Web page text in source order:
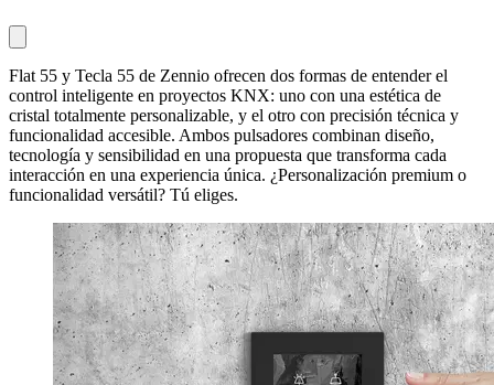
Flat 55 y Tecla 55 de Zennio ofrecen dos formas de entender el
control inteligente en proyectos KNX: uno con una estética de
cristal totalmente personalizable, y el otro con precisión técnica y
funcionalidad accesible. Ambos pulsadores combinan diseño,
tecnología y sensibilidad en una propuesta que transforma cada
interacción en una experiencia única. ¿Personalización premium o
funcionalidad versátil? Tú eliges.